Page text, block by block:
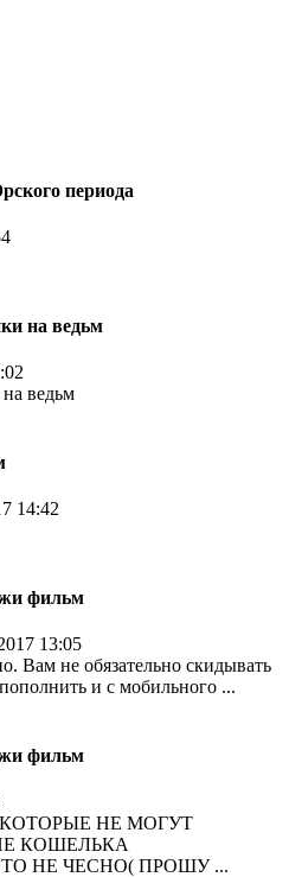
периода
на ведьм
ведьм
14:42
фильм
13:05
Вам не обязательно скидывать
и с мобильного ...
фильм
НЕ МОГУТ
КОШЕЛЬКА
НЕ ЧЕСНО( ПРОШУ ...